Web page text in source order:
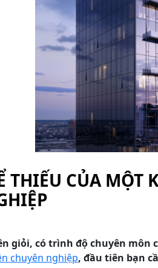
THIẾU CỦA MỘT
giỏi, có trình độ chuyên môn
chuyên nghiệp, đầu tiên bạn